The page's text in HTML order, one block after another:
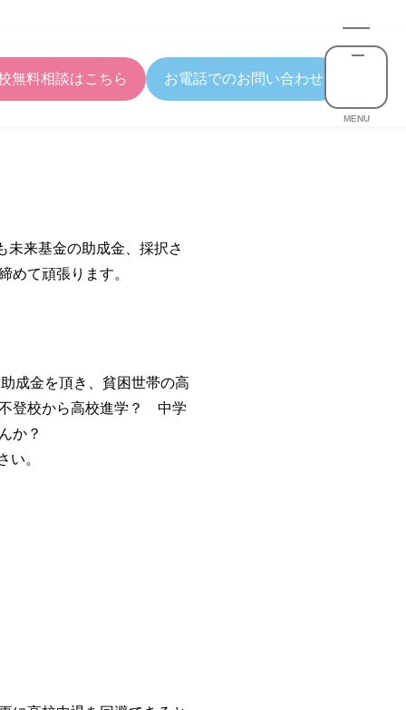
無料相談はこちら お電話でのお問い合わせ
MENU
未来基金の助成金、採択さ
て頑張ります。
成金を頂き、貧困世帯の高
登校から高校進学？ 中学
か？
。